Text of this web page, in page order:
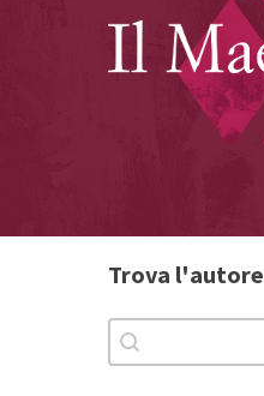
Trova l'autore
Trova l'autore
Trova l'autore